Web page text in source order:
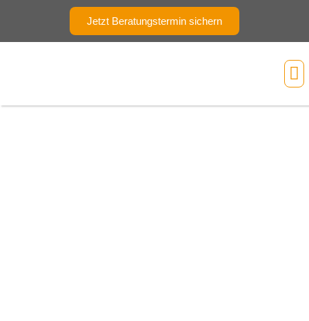
Jetzt Beratungstermin sichern